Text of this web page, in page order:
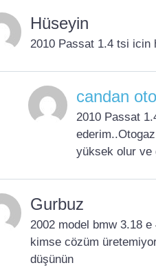
Hüseyin
2010 Passat 1.4 tsi icin
candan
2010 Passat
yüksek olur ve
Gurbuz
2002 model bmw 3.18
kimse cözüm
düşünün